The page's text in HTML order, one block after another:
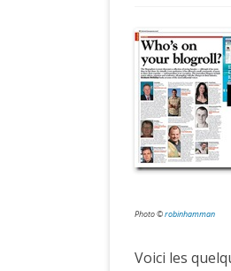
Photo ©robinhamman
Voici les